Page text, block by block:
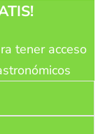
tener acceso